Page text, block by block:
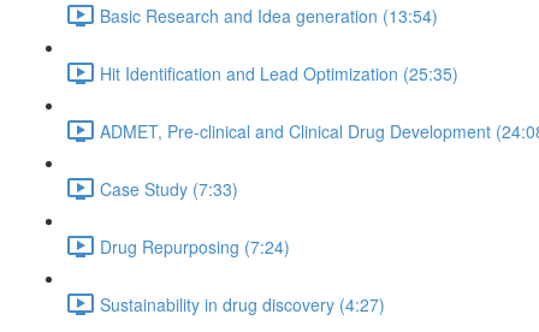
Basic Research and Idea generation (13:54)
Hit Identification and Lead Optimization (25:35)
ADMET, Pre-clinical and Clinical Drug Development
Case Study (7:33)
Drug Repurposing (7:24)
Sustainability in drug discovery (4:27)